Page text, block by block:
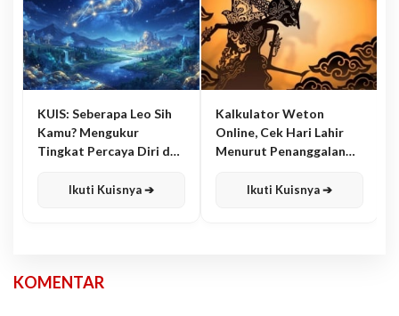
KUIS: Seberapa Leo Sih
Kamu? Mengukur
Tingkat Percaya Diri dan
Ikuti Kuisnya ➔
Kalkulator Weton
Online, Cek Hari Lahir
Menurut Penanggalan
Ikuti Kuisnya ➔
KOMENTAR